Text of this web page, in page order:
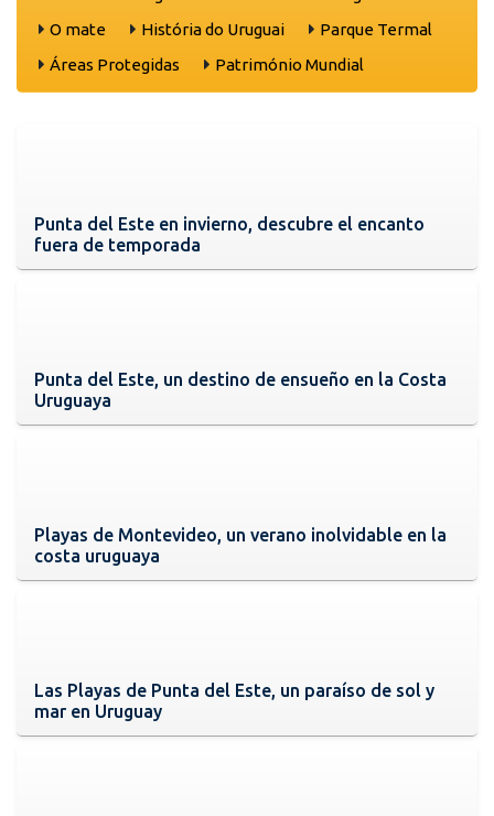
O mate
História do Uruguai
Parque Termal
Áreas Protegidas
Património Mundial
Punta del Este en invierno, descubre el encanto
fuera de temporada
Punta del Este, un destino de ensueño en la Costa
Uruguaya
Playas de Montevideo, un verano inolvidable en la
costa uruguaya
Las Playas de Punta del Este, un paraíso de sol y
mar en Uruguay